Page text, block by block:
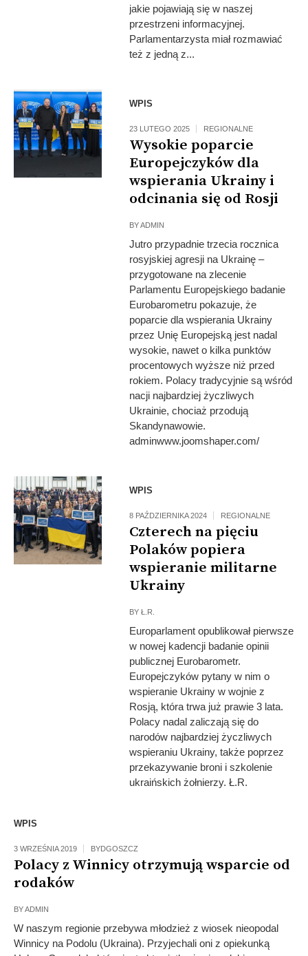
jakie pojawiają się w naszej
przestrzeni informacyjnej.
Parlamentarzysta miał rozmawiać
też z jedną z...
Fot: European
Union
WPIS
23 LUTEGO 2025 REGIONALNE
Wysokie poparcie
Europejczyków dla
wspierania Ukrainy i
odcinania się od Rosji
BYADMIN
Jutro przypadnie trzecia rocznica
rosyjskiej agresji na Ukrainę –
przygotowane na zlecenie
Parlamentu Europejskiego badanie
Eurobarometru pokazuje, że
poparcie dla wspierania Ukrainy
przez Unię Europejską jest nadal
wysokie, nawet o kilka punktów
procentowych wyższe niż przed
rokiem. Polacy tradycyjnie są wśród
nacji najbardziej życzliwych
Ukrainie, chociaż przodują
Skandynawowie.
adminwww.joomshaper.com/
Fot: European
Union
WPIS
8 PAŹDZIERNIKA 2024 REGIONALNE
Czterech na pięciu
Polaków popiera
wspieranie militarne
Ukrainy
BYŁ.R.
Europarlament opublikował pierwsze
w nowej kadencji badanie opinii
publicznej Eurobarometr.
Europejczyków pytany w nim o
wspieranie Ukrainy w wojnie z
Rosją, która trwa już prawie 3 lata.
Polacy nadal zaliczają się do
narodów najbardziej życzliwych
wspieraniu Ukrainy, także poprzez
przekazywanie broni i szkolenie
ukraińskich żołnierzy. Ł.R.
WPIS
3 WRZEŚNIA 2019 BYDGOSZCZ
Polacy z Winnicy otrzymują wsparcie od
rodaków
BYADMIN
W naszym regionie przebywa młodzież z wiosek nieopodal
Winnicy na Podolu (Ukraina). Przyjechali oni z opiekunką